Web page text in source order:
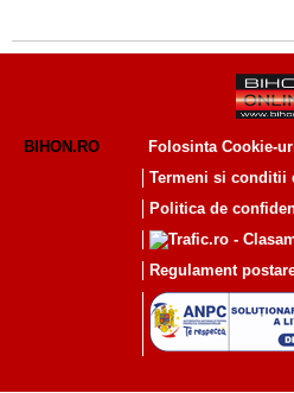
BIHON.RO
Folosinta Cookie-
Termeni si conditii
Politica de
Regulament